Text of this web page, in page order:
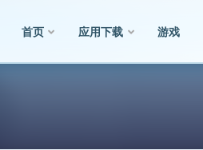
首页 应用下载 游戏